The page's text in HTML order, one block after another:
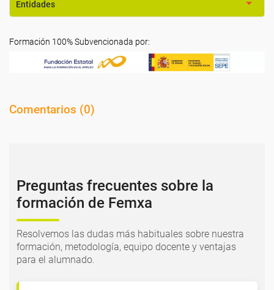
Entidades
Formación 100% Subvencionada por:
Comentarios (0)
Preguntas frecuentes sobre la
formación de Femxa
Resolvemos las dudas más habituales sobre nuestra
formación, metodología, equipo docente y ventajas
para el alumnado.